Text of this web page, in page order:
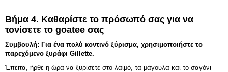
Βήμα 4. Καθαρίστε το πρόσωπό σας για να
τονίσετε το goatee σας
Συμβουλή: Για ένα πολύ κοντινό ξύρισμα, χρησιμοποιήστε το
παρεχόμενο ξυράφι Gillette.
Έπειτα, ήρθε η ώρα να ξυρίσετε στο λαιμό, τα μάγουλα και το σαγόνι